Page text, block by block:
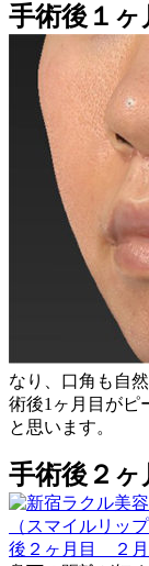
手術後１ヶ
なり、口角も自
術後1ヶ月目がピ
と思います。
手術後２ヶ